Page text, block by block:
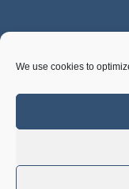
We use cookies to
Inbar 62 b
Na'ale P.O. Box